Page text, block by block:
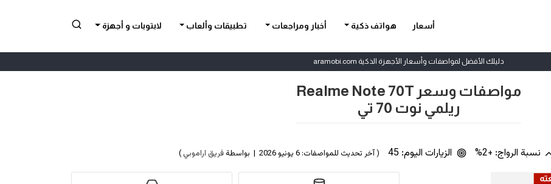
أسعار هواتف ذكية أخبار ومراجعات تطبيقات وألعاب لابتوبات و أجهزة
دليلك الأفضل لمواصفات وأسعار الأجهزة الذكية aramobi.com
مواصفات وسعر Realme Note 70T
ريلمي نوت 70 تي
نسبة الرواج: +2% الزيارات اليوم: 45 ( آخر تحديث للمواصفات: 6 يونيو 2026 | بواسطة فريق اراموبي )